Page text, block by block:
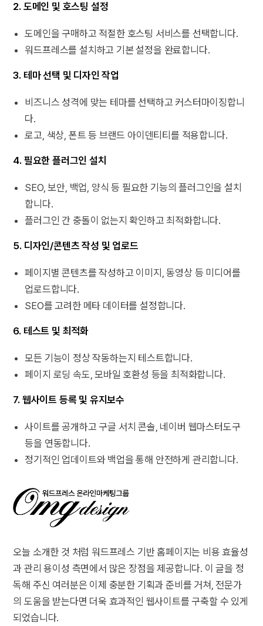
2. 도메인 및 호스팅 설정
도메인을 구매하고 적절한 호스팅 서비스를 선택합니다.
워드프레스를 설치하고 기본 설정을 완료합니다.
3. 테마 선택 및 디자인 작업
비즈니스 성격에 맞는 테마를 선택하고 커스터마이징합니
다.
로고, 색상, 폰트 등 브랜드 아이덴티티를 적용합니다.
4. 필요한 플러그인 설치
SEO, 보안, 백업, 양식 등 필요한 기능의 플러그인을 설치
합니다.
플러그인 간 충돌이 없는지 확인하고 최적화합니다.
5. 디자인/콘텐츠 작성 및 업로드
페이지별 콘텐츠를 작성하고 이미지, 동영상 등 미디어를
업로드합니다.
SEO를 고려한 메타 데이터를 설정합니다.
6. 테스트 및 최적화
모든 기능이 정상 작동하는지 테스트합니다.
페이지 로딩 속도, 모바일 호환성 등을 최적화합니다.
7. 웹사이트 등록 및 유지보수
사이트를 공개하고 구글 서치 콘솔, 네이버 웹마스터도구
등을 연동합니다.
정기적인 업데이트와 백업을 통해 안전하게 관리합니다.
오늘 소개한 것 처럼 워드프레스 기반 홈페이지는 비용 효율성
과 관리 용이성 측면에서 많은 장점을 제공합니다. 이 글을 정
독해 주신 여러분은 이제 충분한 기획과 준비를 거쳐, 전문가
의 도움을 받는다면 더욱 효과적인 웹사이트를 구축할 수 있게
되었습니다.